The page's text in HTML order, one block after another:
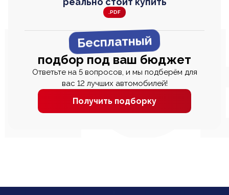
.PDF
Бесплатный
подбор под ваш бюджет
Ответьте на 5 вопросов, и мы подберём для
вас 12 лучших автомобилей!
Получить подборку